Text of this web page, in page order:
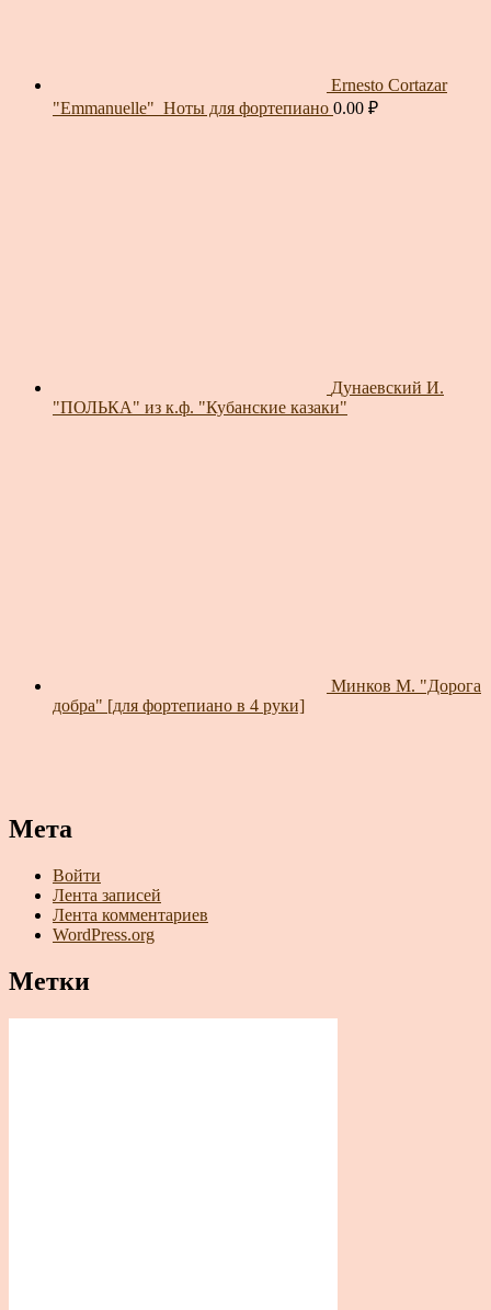
Ernesto Cortazar
"Emmanuelle"_Ноты для фортепиано 0.00 ₽
Дунаевский И.
"ПОЛЬКА" из к.ф. "Кубанские казаки"
Минков М. "Дорога
добра" [для фортепиано в 4 руки]
Мета
Войти
Лента записей
Лента комментариев
WordPress.org
Метки